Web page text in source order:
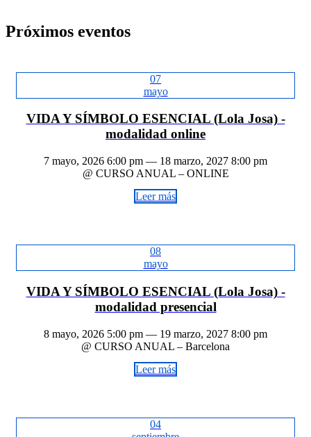
Próximos eventos
07
mayo
VIDA Y SÍMBOLO ESENCIAL (Lola Josa) -
modalidad online
7 mayo, 2026 6:00 pm — 18 marzo, 2027 8:00 pm
@ CURSO ANUAL – ONLINE
Leer más
08
mayo
VIDA Y SÍMBOLO ESENCIAL (Lola Josa) -
modalidad presencial
8 mayo, 2026 5:00 pm — 19 marzo, 2027 8:00 pm
@ CURSO ANUAL – Barcelona
Leer más
04